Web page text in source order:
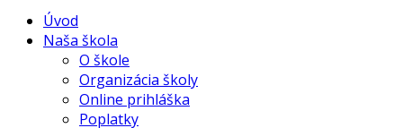
Úvod
Naša škola
O škole
Organizácia školy
Online prihláška
Poplatky